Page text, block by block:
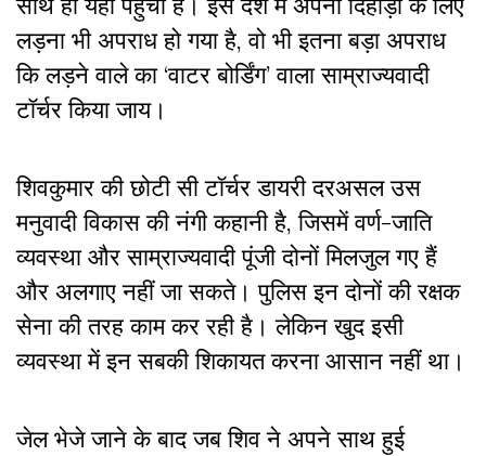
लड़ना भी अपराध हो गया है, वो भी इतना बड़ा अपराध
कि लड़ने वाले का ‘वाटर बोर्डिंग’ वाला साम्राज्यवादी
टॉर्चर किया जाय।
शिवकुमार की छोटी सी टॉर्चर डायरी दरअसल उस
मनुवादी विकास की नंगी कहानी है, जिसमें वर्ण-जाति
व्यवस्था और साम्राज्यवादी पूंजी दोनों मिलजुल गए हैं
और अलगाए नहीं जा सकते। पुलिस इन दोनों की रक्षक
सेना की तरह काम कर रही है। लेकिन खुद इसी
व्यवस्था में इन सबकी शिकायत करना आसान नहीं था।
जेल भेजे जाने के बाद जब शिव ने अपने साथ हुई